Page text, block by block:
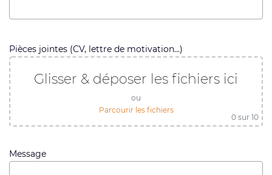
Pièces jointes (CV, lettre de motivation...)
Glisser & déposer les fichiers ici
ou
Parcourir les fichiers
0 sur 10
Message